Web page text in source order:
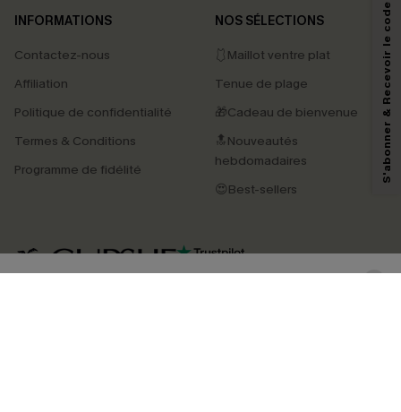
INFORMATIONS
Contactez-nous
Affiliation
Politique de confidentialité
Termes & Conditions
Programme de fidélité
NOS SÉLECTIONS
🩱Maillot ventre plat
Tenue de plage
🎁Cadeau de bienvenue
🔝Nouveautés
hebdomadaires
😍Best-sellers
4.4
marketing (y compris du contenu généré par l'IA) de Cupshe et
pouvons utiliser les données collectées sur notre site ainsi que des
savoir si ceux-ci ont été ouverts, de mesurer votre engagement, de
personnaliser nos contenus et nos offres, et de vous recommander des
produits susceptibles de vous intéresser, conformément à notre
Politique de
. Vous pouvez vous désabonner à tout moment.
S'abonner & Recevoir le code